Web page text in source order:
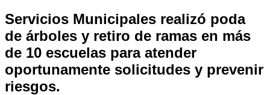
Servicios Municipales realizó poda
de árboles y retiro de ramas en más
de 10 escuelas para atender
oportunamente solicitudes y prevenir
riesgos.